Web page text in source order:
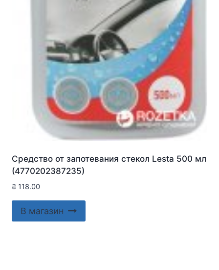
Средство от запотевания стекол Lesta 500 мл
(4770202387235)
₴ 118.00
В магазин